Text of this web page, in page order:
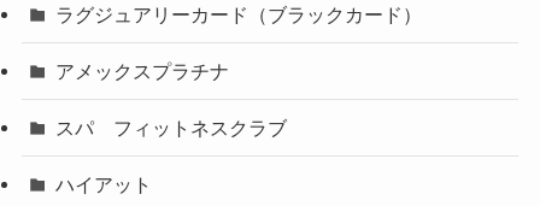
ラグジュアリーカード（ブラックカード）
アメックスプラチナ
スパ フィットネスクラブ
ハイアット